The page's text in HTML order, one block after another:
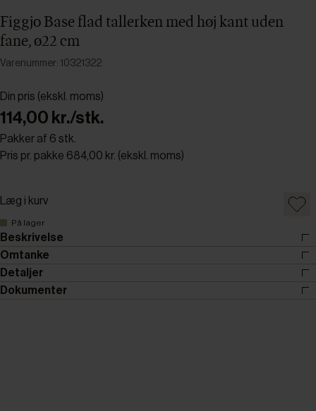
Figgjo Base flad tallerken med høj kant uden
fane, ø22 cm
Varenummer: 10321322
Din pris (ekskl. moms)
114,00 kr./stk.
Pakker af 6 stk.
Pris pr. pakke 684,00 kr. (ekskl. moms)
Læg i kurv
På lager
Beskrivelse
Omtanke
Detaljer
Dokumenter